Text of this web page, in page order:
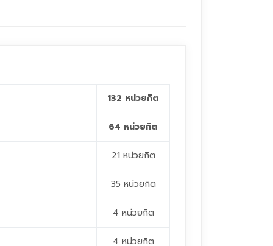
132 หน่วยกิต
64 หน่วยกิต
21 หน่วยกิต
35 หน่วยกิต
4 หน่วยกิต
4 หน่วยกิต